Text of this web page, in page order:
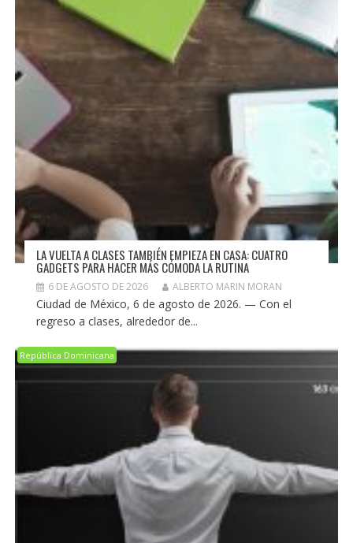
LA VUELTA A CLASES TAMBIÉN EMPIEZA EN CASA: CUATRO
GADGETS PARA HACER MÁS CÓMODA LA RUTINA
6 DE AGOSTO DE 2026 ALBERTO MARIN MORAN
Ciudad de México, 6 de agosto de 2026. — Con el
regreso a clases, alrededor de...
República Dominicana